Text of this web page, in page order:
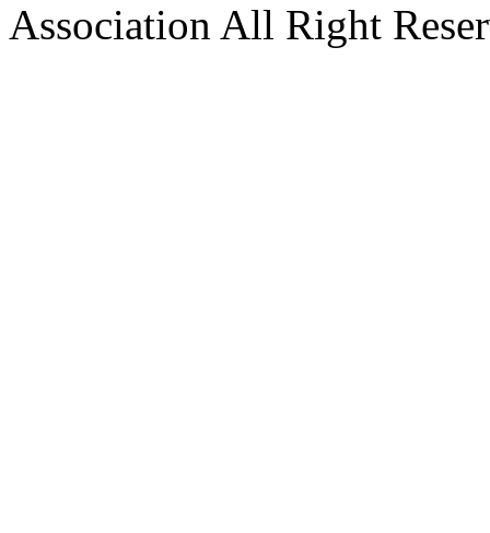
Association All Right